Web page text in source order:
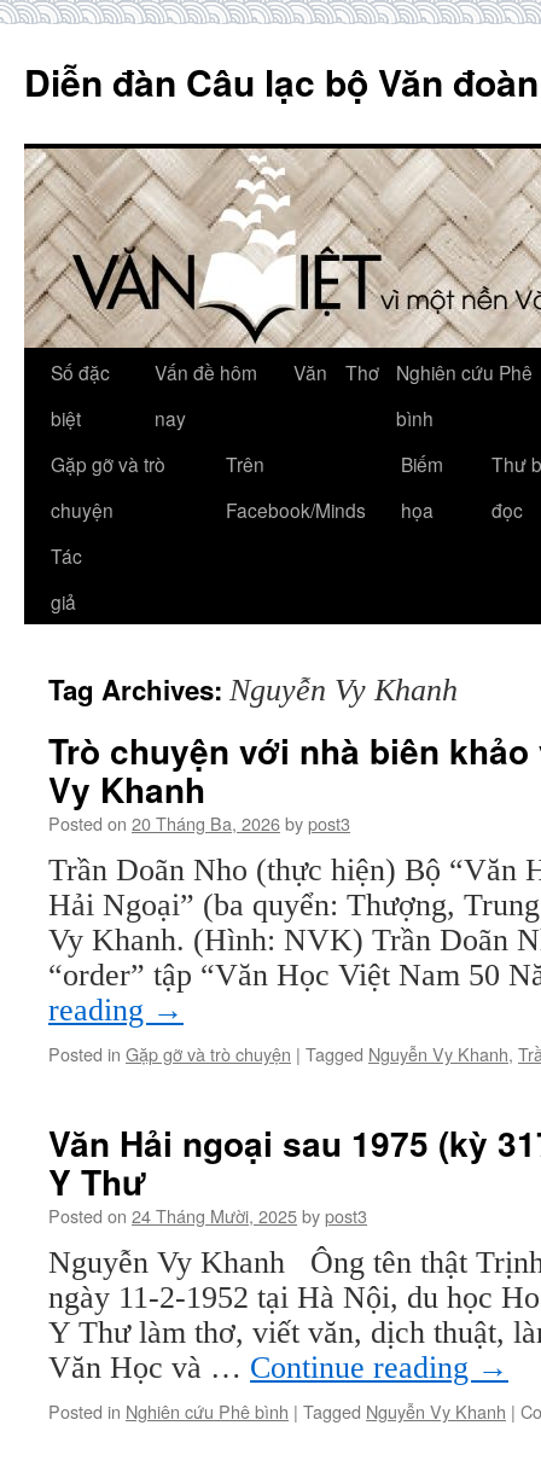
content
Diễn đàn Câu lạc bộ Văn
Số đặc
biệt
Vấn đề hôm
nay
Văn Thơ
Nghiên cứu Phê
bình
Gặp gỡ và trò
chuyện
Trên
Facebook/Minds
Biếm
họa
Thư
đọc
Tác
giả
Tag Archives: Nguyễn Vy Khanh
Trò chuyện với nhà biên
Vy Khanh
Posted on 20 Tháng Ba, 2026bypost3
Trần Doãn Nho (thực hiện) Bộ “Văn
Hải Ngoại” (ba quyển: Thượng,
Vy Khanh. (Hình: NVK) Trần Doãn
“order” tập “Văn Học Việt Nam 50
reading →
Posted in Gặp gỡ và trò chuyện | Tagged Nguyễn Vy Khanh,
Văn Hải ngoại sau 1975 (kỳ
Y Thư
Posted on 24 Tháng Mười, 2025bypost3
Nguyễn Vy Khanh Ông tên thật
ngày 11-2-1952 tại Hà Nội, du học
Y Thư làm thơ, viết văn, dịch thuật,
Văn Học và … Continue reading →
Posted in Nghiên cứu Phê bình | Tagged Nguyễn Vy Khanh |